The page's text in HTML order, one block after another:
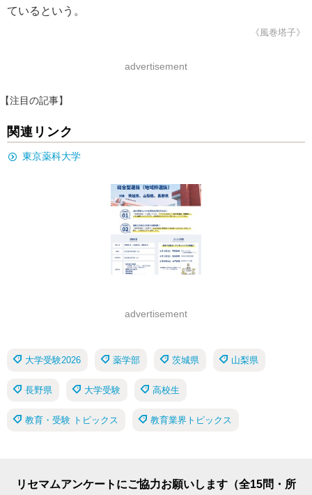
ているという。
《風巻塔子》
advertisement
【注目の記事】
関連リンク
東京薬科大学
advertisement
大学受験2026 薬学部 茨城県 山梨県
長野県 大学受験 高校生
教育・受験 トピックス 教育業界トピックス
リセマムアンケートにご協力お願いします（全15問・所